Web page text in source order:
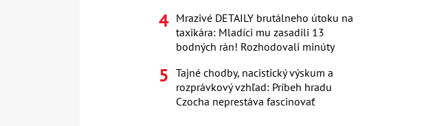
Mrazivé DETAILY brutálneho útoku na
taxikára: Mladíci mu zasadili 13
bodných rán! Rozhodovali minúty
Tajné chodby, nacistický výskum a
rozprávkový vzhľad: Príbeh hradu
Czocha neprestáva fascinovať